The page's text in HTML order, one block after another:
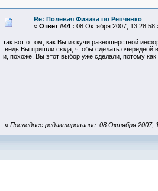
Re: Полевая Физика по Репченко
« Ответ #44 : 08 Октября 2007, 13:28:58
так вот о том, как Вы из кучи разношерстной
ведь Вы пришли сюда, чтобы сделать очередной
и, похоже, Вы этот выбор уже сделали, потому
« Последнее редактирование: 08 Октября 2007,